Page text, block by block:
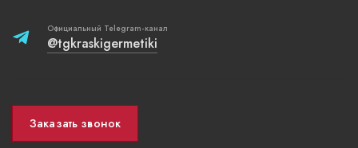
Официальный Telegram-канал
@tgkraskigermetiki
Заказать звонок